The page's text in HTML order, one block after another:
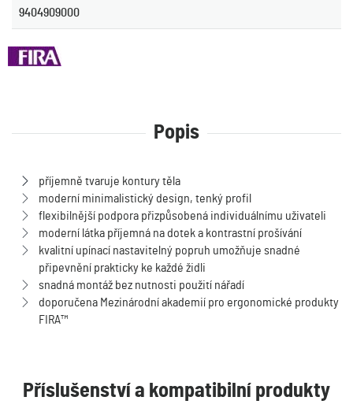
9404909000
Popis
příjemně tvaruje kontury těla
moderní minimalistický design, tenký profil
flexibilnější podpora přizpůsobená individuálnímu uživateli
moderní látka příjemná na dotek a kontrastní prošívání
kvalitní upínací nastavitelný popruh umožňuje snadné
připevnění prakticky ke každé židli
snadná montáž bez nutnosti použití nářadí
doporučena Mezinárodní akademií pro ergonomické produkty
FIRA™
Příslušenství a kompatibilní produkty